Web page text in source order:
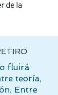
de la
fluirá
teoría,
Entre